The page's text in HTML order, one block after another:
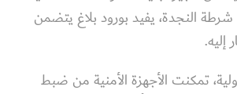
النجدة، يفيد بورود بلاغ يتضمن
تمكنت الأجهزة الأمنية من ضبط